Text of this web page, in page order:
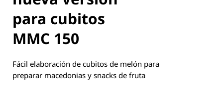
para cubitos
MMC 150
Fácil elaboración de cubitos de melón para
preparar macedonias y snacks de fruta